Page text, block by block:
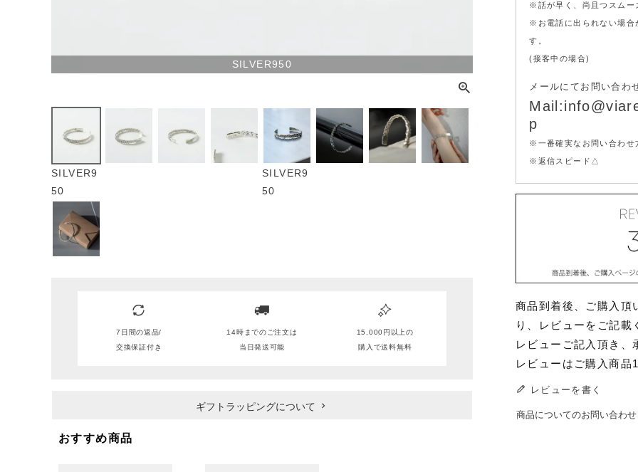
SILVER950
SILVER9
50
SILVER9
50
7日間の返品/
交換保証付き
14時までのご注文は
当日発送可能
15,000円以上の
購入で送料無料
ギフトラッピングについて
おすすめ商品
※話が早く、尚且つスムー
※お電話に出られない場合
す。
(接客中の場合)
メールにてお問い合わ
p
※一番確実なお問い合わせ
※返信スピード△
商品到着後、ご購入頂
り、レビューをご記載
レビューご記入頂き、
レビューはご購入商品
レビューを書く
商品についてのお問い合わせ